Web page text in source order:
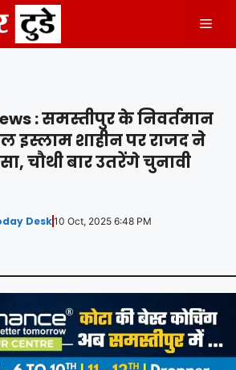
: समस्तीपुर के निवर्तमान
इस्लाम शाहीन पर राजद ने
चौथी बार उतरेंगे चुनावी
Desk10 Oct, 2025 6:48 PM